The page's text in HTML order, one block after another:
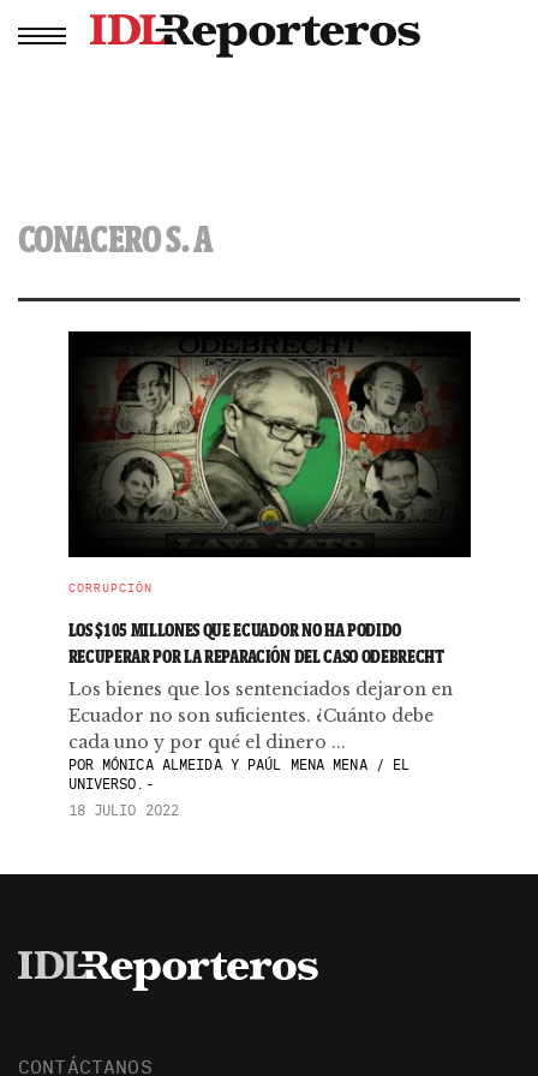
CONACERO S. A
CORRUPCIÓN
LOS $105 MILLONES QUE ECUADOR NO HA PODIDO
RECUPERAR POR LA REPARACIÓN DEL CASO ODEBRECHT
Los bienes que los sentenciados dejaron en
Ecuador no son suficientes. ¿Cuánto debe
cada uno y por qué el dinero ...
PORMÓNICA ALMEIDA Y PAÚL MENA MENA / EL
UNIVERSO.-
18 JULIO 2022
CONTÁCTANOS